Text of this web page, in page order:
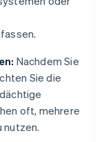
Nachdem Sie
Sie die
oft, mehrere
nutzen.